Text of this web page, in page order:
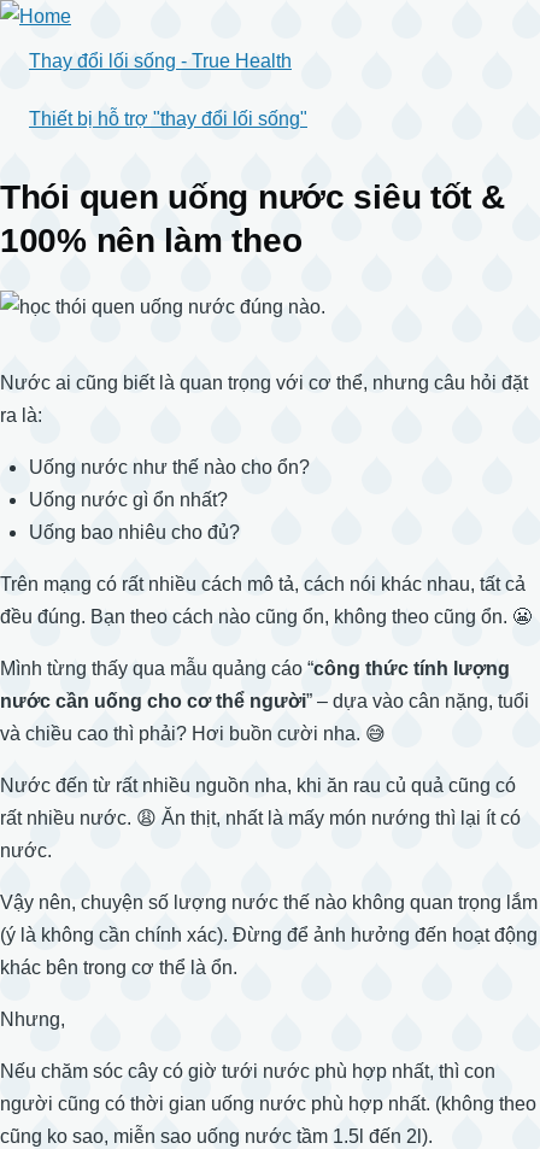
Skip
content
Thay đổi lối sống - True Health
Thiết bị hỗ trợ "thay đổi lối sống"
Thói quen uống nước siêu tốt &
100% nên làm theo
Nước ai cũng biết là quan trọng với cơ thể, nhưng câu hỏi đặt
ra là:
Uống nước như thế nào cho ổn?
Uống nước gì ổn nhất?
Uống bao nhiêu cho đủ?
Trên mạng có rất nhiều cách mô tả, cách nói khác nhau, tất cả
đều đúng. Bạn theo cách nào cũng ổn, không theo cũng ổn. 😬
Mình từng thấy qua mẫu quảng cáo “công thức tính lượng
nước cần uống cho cơ thể người” – dựa vào cân nặng, tuổi
và chiều cao thì phải? Hơi buồn cười nha. 😅
Nước đến từ rất nhiều nguồn nha, khi ăn rau củ quả cũng có
rất nhiều nước. 😩 Ăn thịt, nhất là mấy món nướng thì lại ít có
nước.
Vậy nên, chuyện số lượng nước thế nào không quan trọng lắm
(ý là không cần chính xác). Đừng để ảnh hưởng đến hoạt động
khác bên trong cơ thể là ổn.
Nhưng,
Nếu chăm sóc cây có giờ tưới nước phù hợp nhất, thì con
người cũng có thời gian uống nước phù hợp nhất. (không theo
cũng ko sao, miễn sao uống nước tầm 1.5l đến 2l).